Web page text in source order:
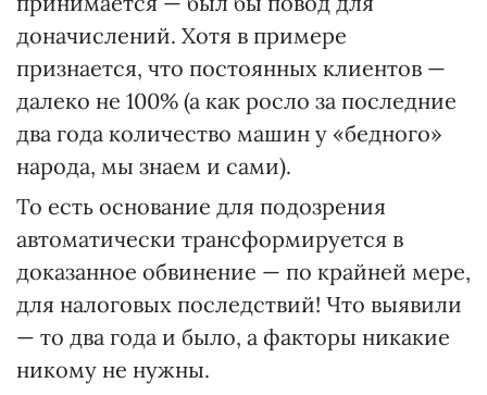
доначислений. Хотя в примере
признается, что постоянных клиентов —
далеко не 100% (а как росло за последние
два года количество машин у «бедного»
народа, мы знаем и сами).
То есть основание для подозрения
автоматически трансформируется в
доказанное обвинение — по крайней мере,
для налоговых последствий! Что выявили
— то два года и было, а факторы никакие
никому не нужны.